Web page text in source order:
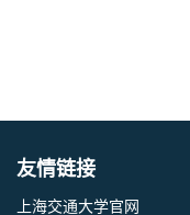
友情链接
上海交通大学官网